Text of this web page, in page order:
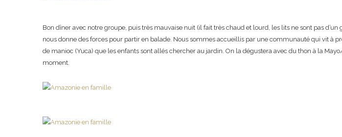
Bon dîner avec notre groupe, puis très mauvaise nuit (il fait très chaud et lourd, les lits ne sont pas
nous donne des forces pour partir en balade. Nous sommes accueillis par une communauté qui vit à
de manioc (Yuca) que les enfants sont allés chercher au jardin. On la dégustera avec du thon à la
moment.